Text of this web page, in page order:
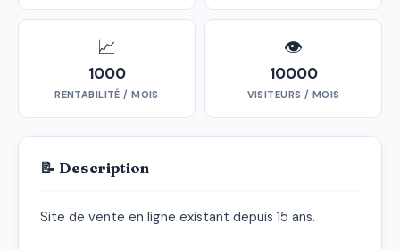
📈
1000
RENTABILITÉ / MOIS
👁
10000
VISITEURS / MOIS
📝 Description
Site de vente en ligne existant depuis 15 ans.